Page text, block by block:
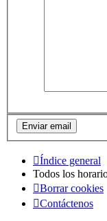
Índice general
Todos los
Borrar cookies
Contáctenos